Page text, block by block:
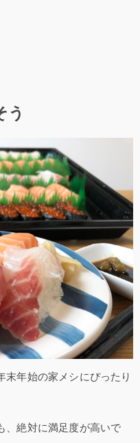
う
末年始の家メシにぴったり
、絶対に満足度が高いで